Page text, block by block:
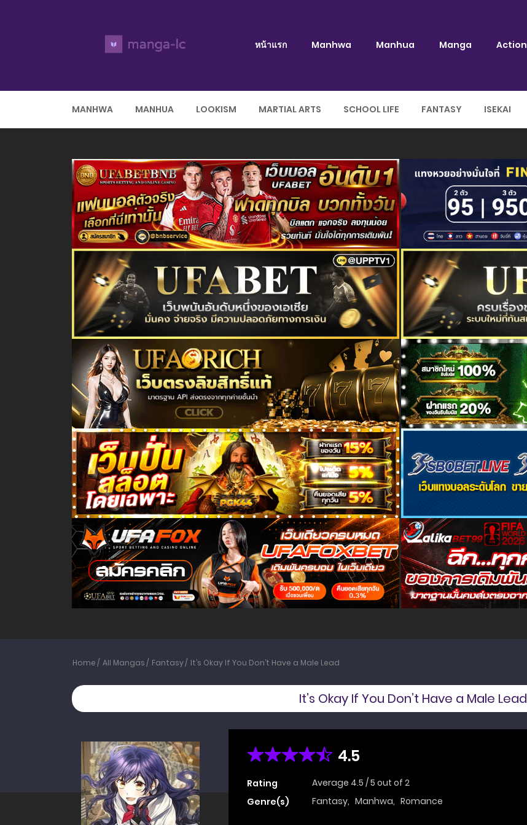
หน้าแรก Manhwa Manhua Manga Action
MANHWA MANHUA LOOKISM MARTIAL ARTS SCHOOL LIFE FANTASY ISEKAI
Home All Mangas Fantasy It’s Okay If You Don’t Have a Male Lead
It’s Okay If You Don’t Have a Male Lead
4.5
Rating Average 4.5 /5 out of 2
Genre(s)
Fantasy, Manhwa, Romance